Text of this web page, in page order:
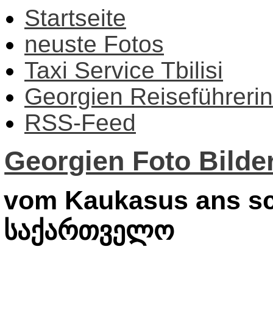
Startseite
neuste Fotos
Taxi Service Tbilisi
Georgien Reiseführerin
RSS-Feed
Georgien Foto
vom Kaukasus ans
საქართველო